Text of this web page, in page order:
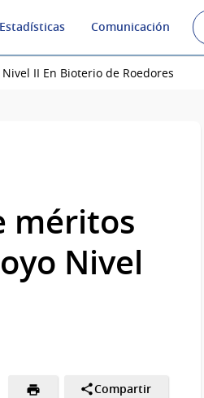
Comunicación
II En Bioterio de Roedores
méritos
Nivel
Compartir